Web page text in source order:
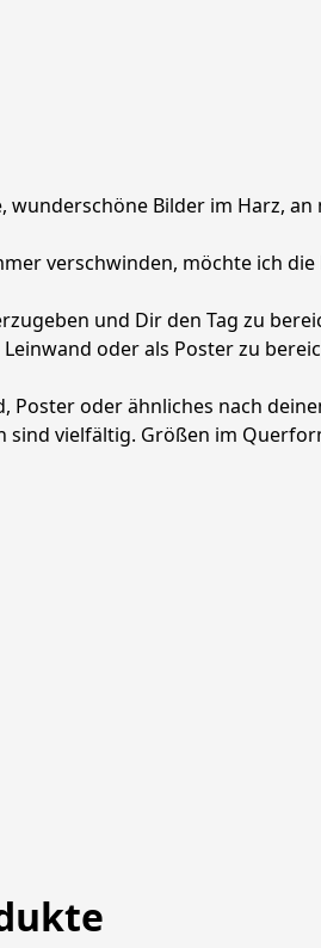
wunderschöne Bilder im Harz,
verschwinden, möchte ich
und Dir den Tag zu
oder als Poster zu
oder ähnliches nach
vielfältig. Größen im